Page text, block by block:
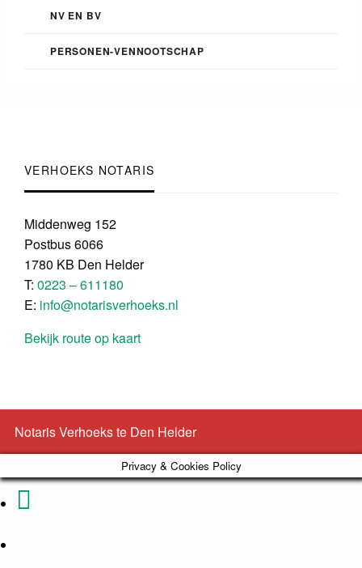
NV EN BV
PERSONEN-VENNOOTSCHAP
VERHOEKS NOTARIS
Middenweg 152
Postbus 6066
1780 KB Den Helder
T: 0223 – 611180
E: info@notarisverhoeks.nl
Bekijk route op kaart
Notaris Verhoeks te Den Helder
Privacy & Cookies Policy